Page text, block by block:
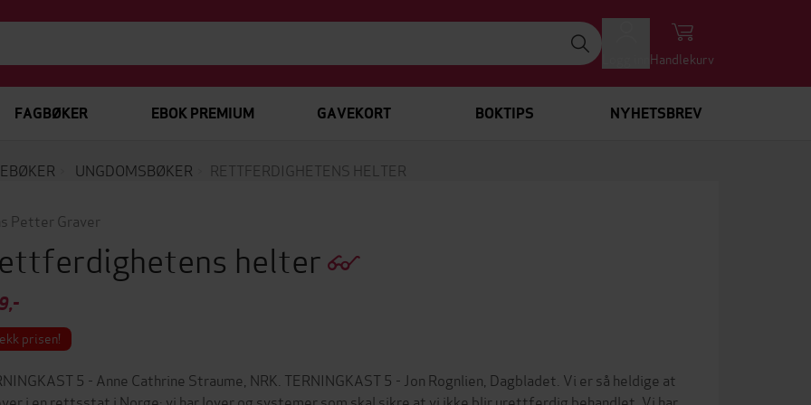
Handlekurv
FAGBØKER EBOK PREMIUM GAVEKORT BOKTIPS NYHETSBREV
EBØKER UNGDOMSBØKER RETTFERDIGHETENS HELTER
Petter Graver
helter
prisen!
5 - Anne Cathrine Straume, NRK. TERNINGKAST 5 - Jon Rognlien, Dagbladet. Vi er så heldige at